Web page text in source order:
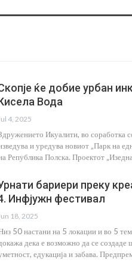
ќе добие урбан
Вода
4, 2025
Икуалити, во соработка
и уредува новиот „Парк на
Република Полска. Проектот
бариери преку
Инфјужн фестивал
18, 2025
50 настани на 5 локации и во 5
дека е возможно да се создаде
едукација и забава.
Пречка
Развојна